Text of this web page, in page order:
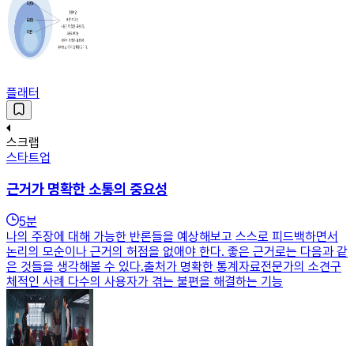
플래터
스크랩
스타트업
근거가 명확한 소통의 중요성
5분
나의 주장에 대해 가능한 반론들을 예상해보고 스스로 피드백하면서
논리의 모순이나 근거의 허점을 없애야 한다. 좋은 근거로는 다음과 같
은 것들을 생각해볼 수 있다.출처가 명확한 통계자료전문가의 소견구
체적인 사례 다수의 사용자가 겪는 불편을 해결하는 기능